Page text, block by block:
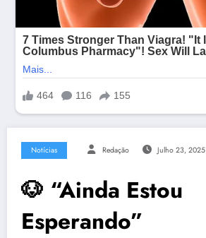
Notícias Redação Julho 23, 2025
🐶 “Ainda Estou
Esperando”